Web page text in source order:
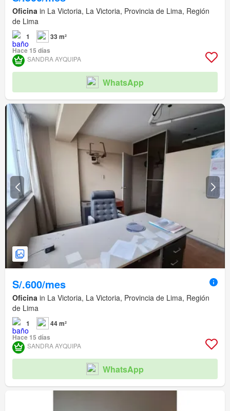
Oficina in La Victoria, La Victoria, Provincia de Lima, Región
de Lima
1
33 m²
Hace 15 días
SANDRA AYQUIPA
WhatsApp
S/.600/mes
Oficina in La Victoria, La Victoria, Provincia de Lima, Región
de Lima
1
44 m²
Hace 15 días
SANDRA AYQUIPA
WhatsApp